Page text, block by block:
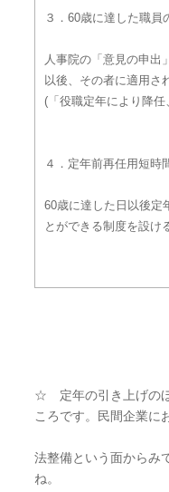
３．60歳に達した職員
人事院の「意見の申出
以後、その者に適用さ
(「役職定年により降
４．定年前再任用短時
60歳に達した日以後定
とができる制度を設け
☆ 定年の引き上げのほ
ころです。民間企業に
法整備という面からみ
ね。